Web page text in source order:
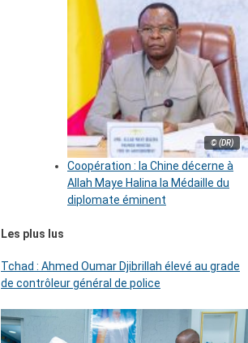
© (DR)
Coopération : la Chine décerne à
Allah Maye Halina la Médaille du
diplomate éminent
Les plus lus
Tchad : Ahmed Oumar Djibrillah élevé au grade
de contrôleur général de police